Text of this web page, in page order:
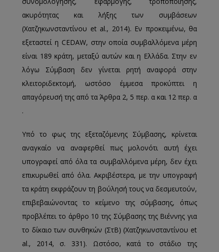
ακυρότητας και λήξης των συμβάσεων
(Χατζηκωνσταντίνου et al., 2014). Εν προκειμένω, θα
εξεταστεί η CEDAW, στην οποία συμβαλλόμενα μέρη
είναι 189 κράτη, μεταξύ αυτών και η Ελλάδα. Στην εν
λόγω Σύμβαση δεν γίνεται ρητή αναφορά στην
κλειτοριδεκτομή, ωστόσο έμμεσα προκύπτει η
απαγόρευσή της από τα Άρθρα 2, 5 περ. α και 12 περ. α
.
Υπό το φως της εξεταζόμενης Σύμβασης, κρίνεται
αναγκαίο να αναφερθεί πως μολονότι αυτή έχει
υπογραφεί από όλα τα συμβαλλόμενα μέρη, δεν έχει
επικυρωθεί από όλα. Ακριβέστερα, με την υπογραφή
τα κράτη εκφράζουν τη βούλησή τους να δεσμευτούν,
επιβεβαιώνοντας το κείμενο της σύμβασης, όπως
προβλέπει το άρθρο 10 της Σύμβασης της Βιέννης για
το δίκαιο των συνθηκών (ΣτΒ) (Χατζηκωνσταντίνου et
al., 2014, σ. 331). Ωστόσο, κατά το στάδιο της